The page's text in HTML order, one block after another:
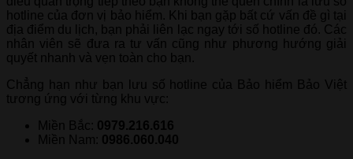
hotline của đơn vị bảo hiểm. Khi bạn gặp bất cứ vấn đề gì tại
địa điểm du lịch, bạn phải liên lạc ngay tới số hotline đó. Các
nhân viên sẽ đưa ra tư vấn cũng như phương hướng giải
quyết nhanh và vẹn toàn cho bạn.
Chẳng hạn như bạn lưu số hotline của Bảo hiểm Bảo Việt
tương ứng với từng khu vực:
Miền Bắc: 0979.216.616
Miền Nam: 0986.060.040